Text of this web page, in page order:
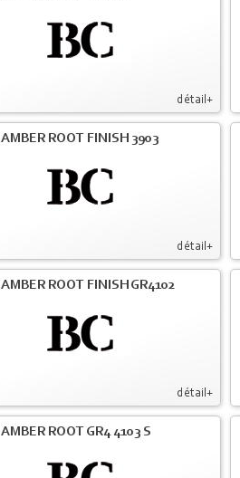
détail+
détail+
AMBER ROOT FINISH 3903
détail+
ROOT FINISH GR4102
ROOT GR4 4103 S